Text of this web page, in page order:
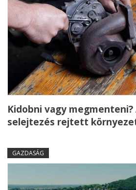
Kidobni vagy
selejtezés rejtett
GAZDASÁG